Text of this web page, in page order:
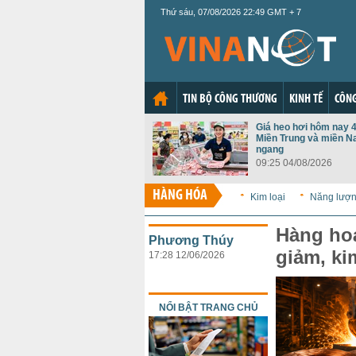
Thứ sáu, 07/08/2026 22:49 GMT + 7
TIN BỘ CÔNG THƯƠNG KINH TẾ
Giá heo hơi hôm nay
Miền Trung và miền
ngang
09:25 04/08/2026
HÀNG HÓA Kim loại Năng
Hàng
giảm,
Phương Thúy
17:28 12/06/2026
NỔI BẬT TRANG CHỦ